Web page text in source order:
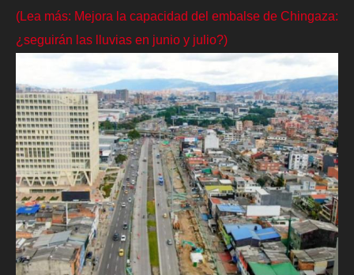
(Lea más: Mejora la capacidad del embalse de Chingaza:
¿seguirán las lluvias en junio y julio?)